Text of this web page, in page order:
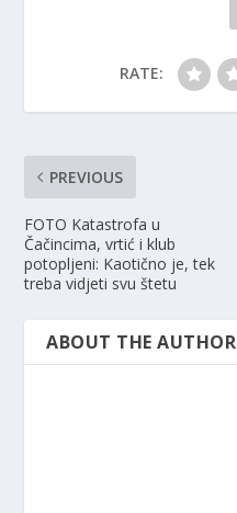
RATE:
PREVIOUS
FOTO Katastrofa u
Čačincima, vrtić i klub
potopljeni: Kaotično je, tek
treba vidjeti svu štetu
ABOUT THE AUTHOR